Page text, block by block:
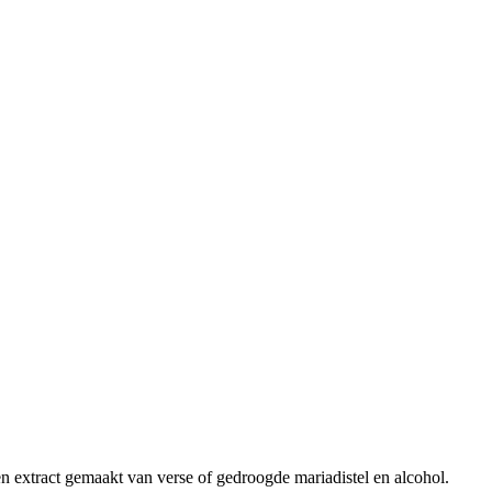
gemaakt van verse of gedroogde mariadistel en alcohol.